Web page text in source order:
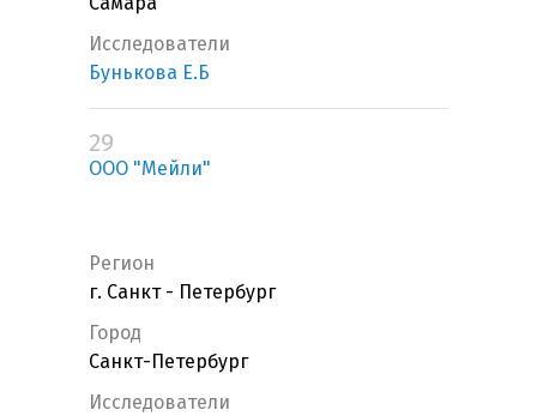
Исследователи
Бунькова Е.Б
29
ООО "Мейли"
Регион
г. Санкт - Петербург
Город
Санкт-Петербург
Исследователи